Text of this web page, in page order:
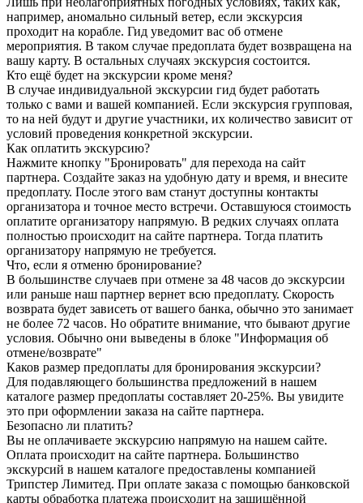
например, аномально сильный ветер, если экскурсия
проходит на корабле. Гид уведомит вас об отмене
мероприятия. В таком случае предоплата будет возвращена на
вашу карту. В остальных случаях экскурсия состоится.
Кто ещё будет на экскурсии кроме меня?
В случае индивидуальной экскурсии гид будет работать
только с вами и вашей компанией. Если экскурсия групповая,
то на ней будут и другие участники, их количество зависит от
условий проведения конкретной экскурсии.
Как оплатить экскурсию?
Нажмите кнопку "Бронировать" для перехода на сайт
партнера. Создайте заказ на удобную дату и время, и внесите
предоплату. После этого вам станут доступны контакты
организатора и точное место встречи. Оставшуюся стоимость
оплатите организатору напрямую. В редких случаях оплата
полностью происходит на сайте партнера. Тогда платить
организатору напрямую не требуется.
Что, если я отменю бронирование?
В большинстве случаев при отмене за 48 часов до экскурсии
или раньше наш партнер вернет всю предоплату. Скорость
возврата будет зависеть от вашего банка, обычно это занимает
не более 72 часов. Но обратите внимание, что бывают другие
условия. Обычно они выведены в блоке "Информация об
отмене/возврате"
Каков размер предоплаты для бронирования экскурсии?
Для подавляющего большинства предложений в нашем
каталоге размер предоплаты составляет 20-25%. Вы увидите
это при оформлении заказа на сайте партнера.
Безопасно ли платить?
Вы не оплачиваете экскурсию напрямую на нашем сайте.
Оплата происходит на сайте партнера. Большинство
экскурсий в нашем каталоге предоставлены компанией
Трипстер Лимитед. При оплате заказа с помощью банковской
карты обработка платежа происходит на защищённой